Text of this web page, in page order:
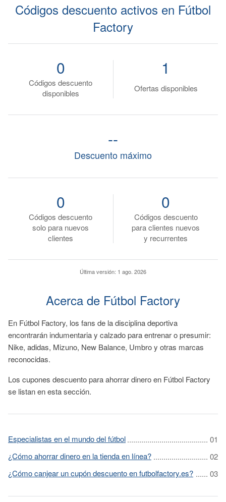
Códigos descuento activos en Fútbol
Factory
Códigos descuento
disponibles
0
Ofertas disponibles
1
Descuento máximo
--
Códigos descuento
solo para nuevos
clientes
0
Códigos descuento
para clientes nuevos
y recurrentes
0
Última versión: 1 ago. 2026
Acerca de Fútbol Factory
En Fútbol Factory, los fans de la disciplina deportiva
encontrarán indumentaria y calzado para entrenar o presumir:
Nike, adidas, Mizuno, New Balance, Umbro y otras marcas
reconocidas.
Los cupones descuento para ahorrar dinero en Fútbol Factory
se listan en esta sección.
Especialistas en el mundo del fútbol
¿Cómo ahorrar dinero en la tienda en línea?
¿Cómo canjear un cupón descuento en futbolfactory.es?